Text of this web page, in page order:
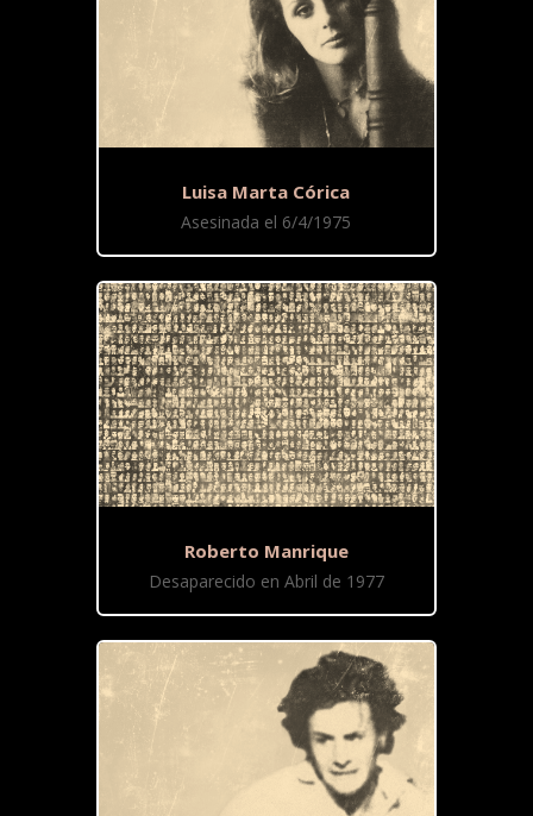
Luisa Marta Córica
Asesinada el 6/4/1975
Roberto Manrique
Desaparecido en Abril de 1977